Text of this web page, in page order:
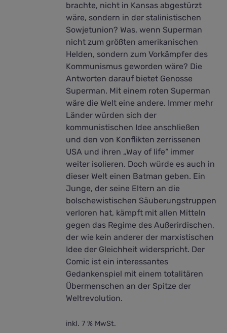
brachte, nicht in Kansas abgestürzt
wäre, sondern in der stalinistischen
Sowjetunion? Was, wenn Superman
nicht zum größten amerikanischen
Helden, sondern zum Vorkämpfer des
Kommunismus geworden wäre? Die
Antworten darauf bietet Genosse
Superman. Mit einem roten Superman
wäre die Welt eine andere. Immer mehr
Länder würden sich der
kommunistischen Idee anschließen
und den von Konflikten zerrissenen
USA und ihren „Way of life“ immer
weiter isolieren. Doch würde es auch in
dieser Welt einen Batman geben. Ein
Junge, der seine Eltern an die
bolschewistischen Säuberungstruppen
verloren hat, kämpft mit allen Mitteln
gegen das Regime des Außerirdischen,
der wie kein anderer der marxistischen
Idee der Gleichheit widerspricht. Der
Comic ist ein interessantes
Gedankenspiel mit einem totalitären
Übermenschen an der Spitze der
Weltrevolution.
inkl. 7 % MwSt.